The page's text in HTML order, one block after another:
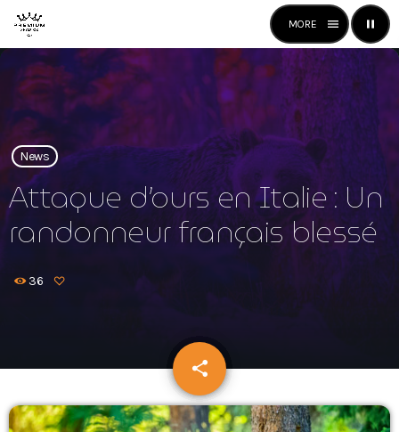
menu
pause
close
RADIO
play_arrow Premium Radio
Premium Radio
Mixstation
Podcasts
News
Attaque d’ours en Italie : Un
randonneur français blessé
36
share
email